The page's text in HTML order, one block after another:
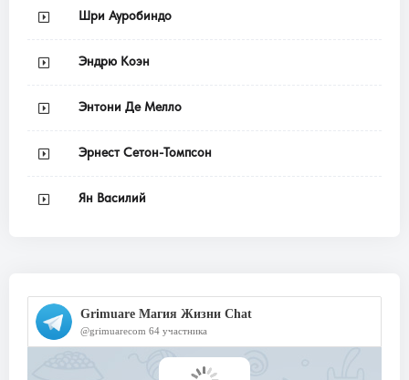
Шри Ауробиндо
Эндрю Коэн
Энтони Де Мелло
Эрнест Сетон-Томпсон
Ян Василий